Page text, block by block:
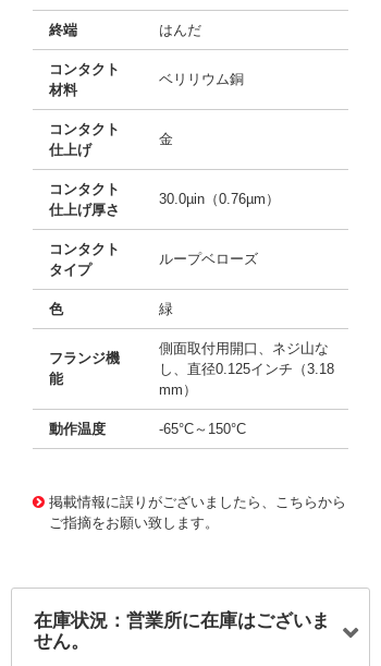
終端 はんだ
コンタクト
材料
ベリリウム銅
コンタクト
仕上げ
金
コンタクト
仕上げ厚さ
30.0µin（0.76µm）
コンタクト
タイプ
ループベローズ
色 緑
フランジ機
能
側面取付用開口、ネジ山な
し、直径0.125インチ（3.18
mm）
動作温度 -65°C～150°C
掲載情報に誤りがございましたら、こちらから
ご指摘をお願い致します。
在庫状況：営業所に在庫はございま
せん。